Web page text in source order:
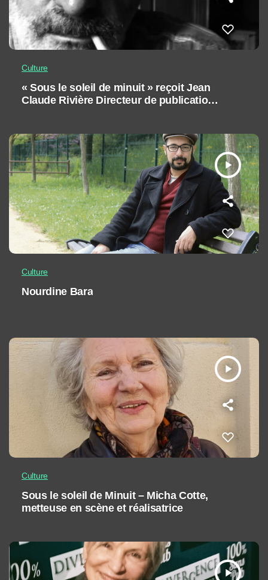
Culture
« Sous le soleil de minuit » reçoit Jean
Claude Rivière Directeur de publication
play_arrow
Culture
Nourdine Bara
play_arrow
Culture
Sous le soleil de Minuit – Micha Cotte,
metteuse en scène et réalisatrice
play_arrow